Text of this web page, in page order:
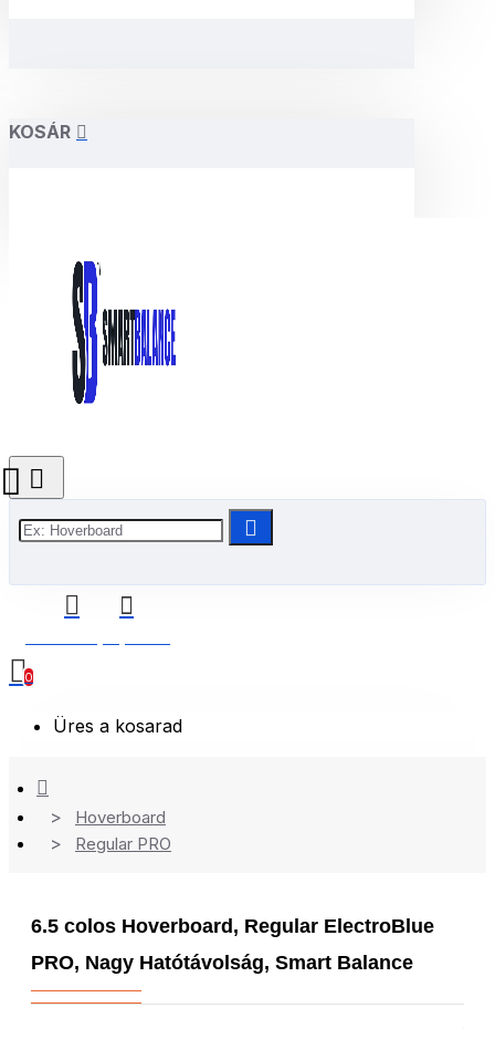
KOSÁR
0
Üres a kosarad
Hoverboard
Regular PRO
6.5 colos Hoverboard, Regular ElectroBlue
PRO, Nagy Hatótávolság, Smart Balance